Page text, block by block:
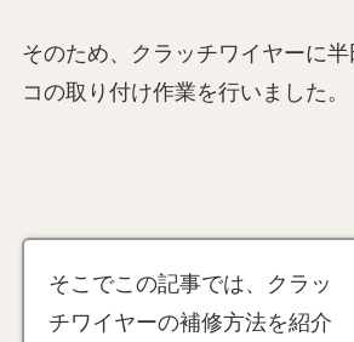
そのため、クラッチワイヤーに
コの取り付け作業を行いました。
そこでこの記事では、クラッ
チワイヤーの補修方法を紹介